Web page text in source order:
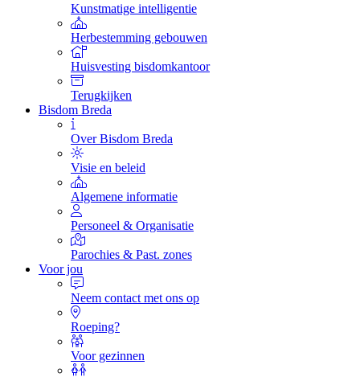
Kunstmatige intelligentie
Herbestemming gebouwen
Huisvesting bisdomkantoor
Terugkijken
Bisdom Breda
Over Bisdom Breda
Visie en beleid
Algemene informatie
Personeel & Organisatie
Parochies & Past. zones
Voor jou
Neem contact met ons op
Roeping?
Voor gezinnen